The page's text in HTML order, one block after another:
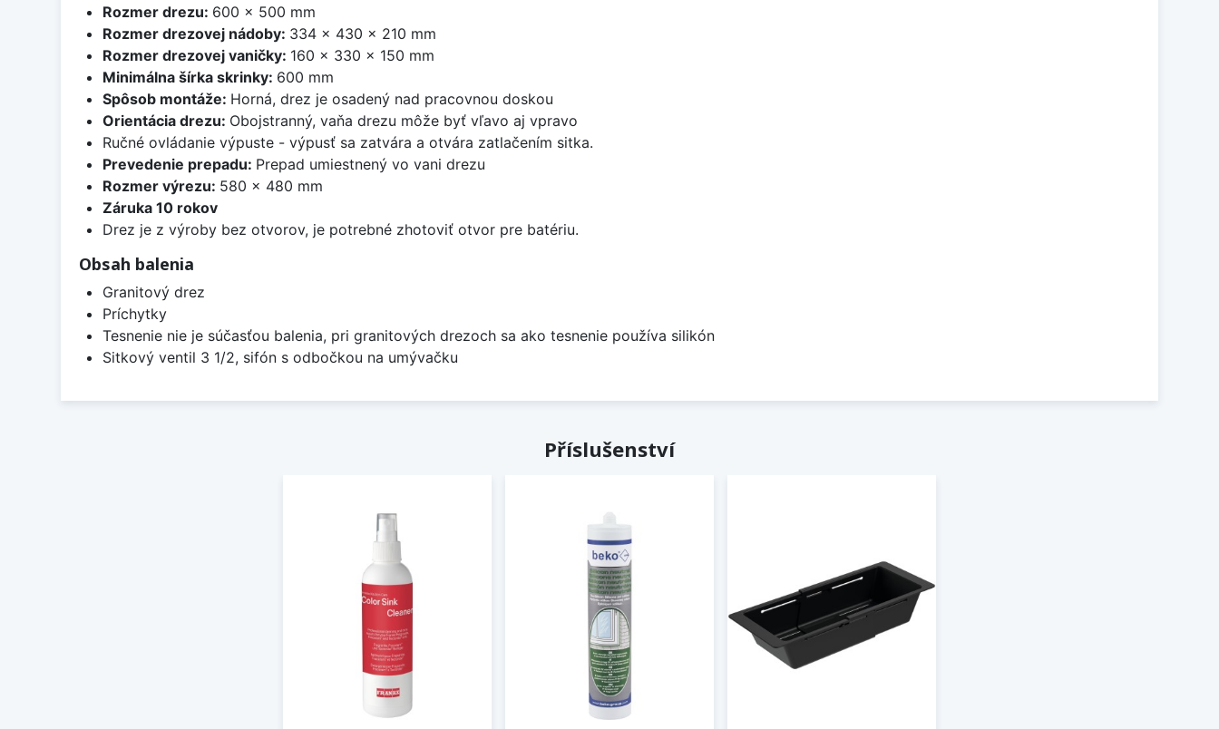
Rozmer drezu: 600 x 500 mm
Rozmer drezovej nádoby: 334 x 430 x 210 mm
Rozmer drezovej vaničky: 160 x 330 x 150 mm
Minimálna šírka skrinky: 600 mm
Spôsob montáže: Horná, drez je osadený nad pracovnou doskou
Orientácia drezu: Obojstranný, vaňa drezu môže byť vľavo aj vpravo
Ručné ovládanie výpuste - výpusť sa zatvára a otvára zatlačením sitka.
Prevedenie prepadu: Prepad umiestnený vo vani drezu
Rozmer výrezu: 580 x 480 mm
Záruka 10 rokov
Drez je z výroby bez otvorov, je potrebné zhotoviť otvor pre batériu.
Obsah balenia
Granitový drez
Príchytky
Tesnenie nie je súčasťou balenia, pri granitových drezoch sa ako tesnenie používa silikón
Sitkový ventil 3 1/2, sifón s odbočkou na umývačku
Příslušenství